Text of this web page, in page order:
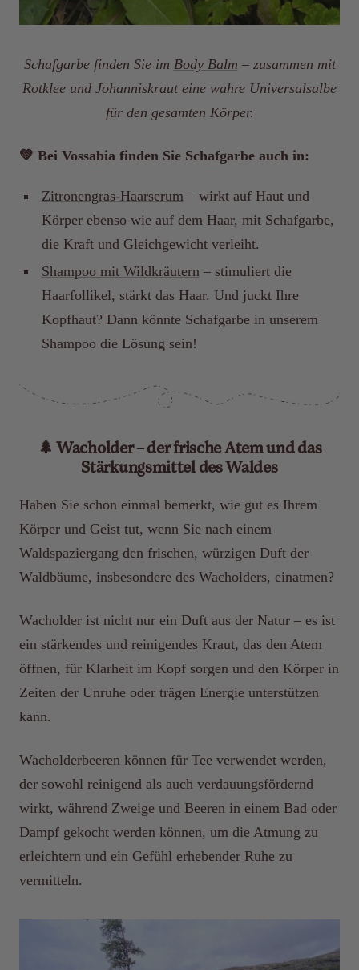
Schafgarbe finden Sie im Body Balm – zusammen mit
Rotklee und Johanniskraut eine wahre Universalsalbe
für den gesamten Körper.
💚 Bei Vossabia finden Sie Schafgarbe auch in:
Zitronengras-Haarserum– wirkt auf Haut und
Körper ebenso wie auf dem Haar, mit Schafgarbe,
die Kraft und Gleichgewicht verleiht.
Shampoo mit Wildkräutern– stimuliert die
Haarfollikel, stärkt das Haar. Und juckt Ihre
Kopfhaut? Dann könnte Schafgarbe in unserem
Shampoo die Lösung sein!
🌲 Wacholder – der frische Atem und das
Stärkungsmittel des Waldes
Haben Sie schon einmal bemerkt, wie gut es Ihrem
Körper und Geist tut, wenn Sie nach einem
Waldspaziergang den frischen, würzigen Duft der
Waldbäume, insbesondere des Wacholders, einatmen?
Wacholder ist nicht nur ein Duft aus der Natur – es ist
ein stärkendes und reinigendes Kraut, das den Atem
öffnen, für Klarheit im Kopf sorgen und den Körper in
Zeiten der Unruhe oder trägen Energie unterstützen
kann.
Wacholderbeeren können für Tee verwendet werden,
der sowohl reinigend als auch verdauungsfördernd
wirkt, während Zweige und Beeren in einem Bad oder
Dampf gekocht werden können, um die Atmung zu
erleichtern und ein Gefühl erhebender Ruhe zu
vermitteln.